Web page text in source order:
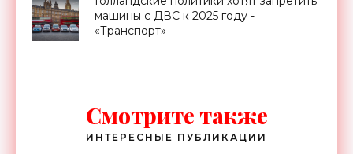
машины с ДВС к 2025 году -
«Транспорт»
Смотрите также
ИНТЕРЕСНЫЕ ПУБЛИКАЦИИ